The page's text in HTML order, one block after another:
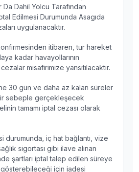
Dahil Yolcu Tarafından
Edilmesi Durumunda Asagıda
uygulanacaktır.
itibaren, tur hareket
kadar havayollarının
misafirimize yansıtılacaktır.
30 gün ve daha az kalan süreler
sebeple gerçekleşecek
tamamı iptal cezası olarak
durumunda, iç hat bağlantı, vize
sigortası gibi ilave alınan
şartları iptal talep edilen süreye
için iadesi